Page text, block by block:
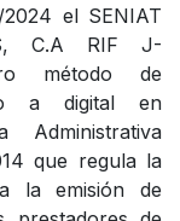
el SENIAT
C.A RIF J-
método de
a digital en
que regula la
la emisión de